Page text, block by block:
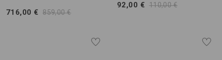
716,00 € 859,00 €
92,00 € 110,00 €